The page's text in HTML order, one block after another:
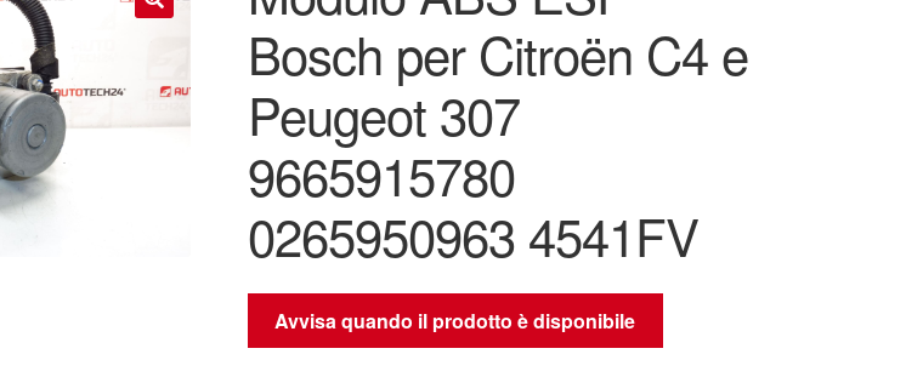
Bosch per Citroën C4 e
Peugeot 307
9665915780
0265950963 4541FV
Avvisa quando il prodotto è disponibile